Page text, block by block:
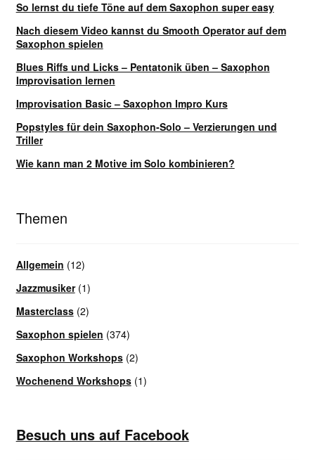
So lernst du tiefe Töne auf dem Saxophon super easy
Nach diesem Video kannst du Smooth Operator auf dem
Saxophon spielen
Blues Riffs und Licks – Pentatonik üben – Saxophon
Improvisation lernen
Improvisation Basic – Saxophon Impro Kurs
Popstyles für dein Saxophon-Solo – Verzierungen und
Triller
Wie kann man 2 Motive im Solo kombinieren?
Themen
Allgemein (12)
Jazzmusiker(1)
Masterclass(2)
Saxophon spielen (374)
Saxophon Workshops(2)
Wochenend Workshops(1)
Besuch uns auf Facebook